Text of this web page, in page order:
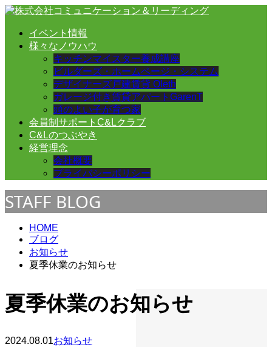
イベント情報
様々なノウハウ
キッチンマイスター養成講座
ビルダーズ・ホームページ・システム
デザイナーズ戸建賃貸 Oleth
ガレージ付き賃貸アパートGarenT
頭のよい子が育つ家
会員制サポートC&Lクラブ
C&Lのつぶやき
経営理念
会社概要
プライバシーポリシー
STAFF BLOG
HOME
ブログ
お知らせ
夏季休業のお知らせ
夏季休業のお知らせ
2024.08.01お知らせ